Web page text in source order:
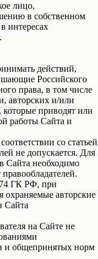
лицо,
в собственном
интересах
действий,
Российского
права, в том числе
авторских и/или
приводят или
работы Сайта и
со статьей
не допускается. Для
Сайта необходимо
ГК РФ, при
охраняемые авторские
Сайта
на Сайте не
и общепринятых норм